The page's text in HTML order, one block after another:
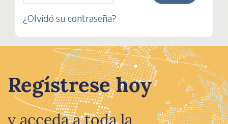
Regístrese hoy
y acceda a toda la